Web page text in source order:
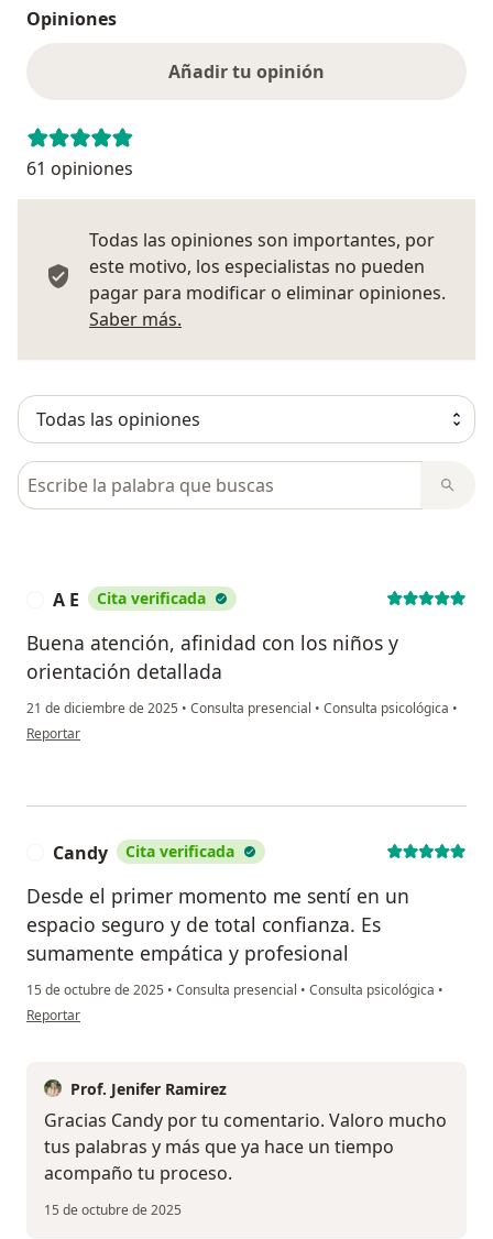
Opiniones
Añadir tu opinión
61 opiniones
Todas las opiniones son importantes, por
este motivo, los especialistas no pueden
pagar para modificar o eliminar opiniones.
Saber más.
Busca en opiniones
A E Cita verificada
Buena atención, afinidad con los niños y
orientación detallada
21 de diciembre de 2025 • Consulta presencial • Consulta psicológica •
en opinión del usuario A E
Reportar
Candy Cita verificada
Desde el primer momento me sentí en un
espacio seguro y de total confianza. Es
sumamente empática y profesional
15 de octubre de 2025 • Consulta presencial • Consulta psicológica •
en opinión del usuario Candy
Reportar
Prof. Jenifer Ramirez
Gracias Candy por tu comentario. Valoro mucho
tus palabras y más que ya hace un tiempo
acompaño tu proceso.
15 de octubre de 2025